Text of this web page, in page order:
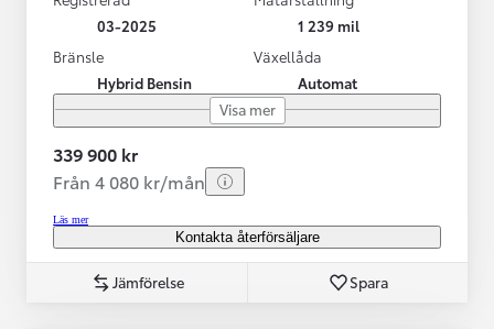
03-2025
1 239 mil
Bränsle
Hybrid Bensin
Växellåda
Automat
Visa mer
339 900 kr
Från 4 080 kr/mån
Läs mer
Kontakta återförsäljare
Jämförelse Spara